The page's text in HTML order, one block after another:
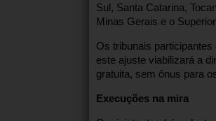
Sul, Santa Catarina,
Minas Gerais e o
Os tribunais
este ajuste viabilizará a
gratuita, sem ônus para
Execuções na mira